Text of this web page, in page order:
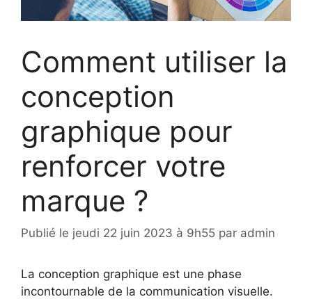
Comment utiliser la
conception
graphique pour
renforcer votre
marque ?
Publié le jeudi 22 juin 2023 à 9h55 par admin
La conception graphique est une phase
incontournable de la communication visuelle.